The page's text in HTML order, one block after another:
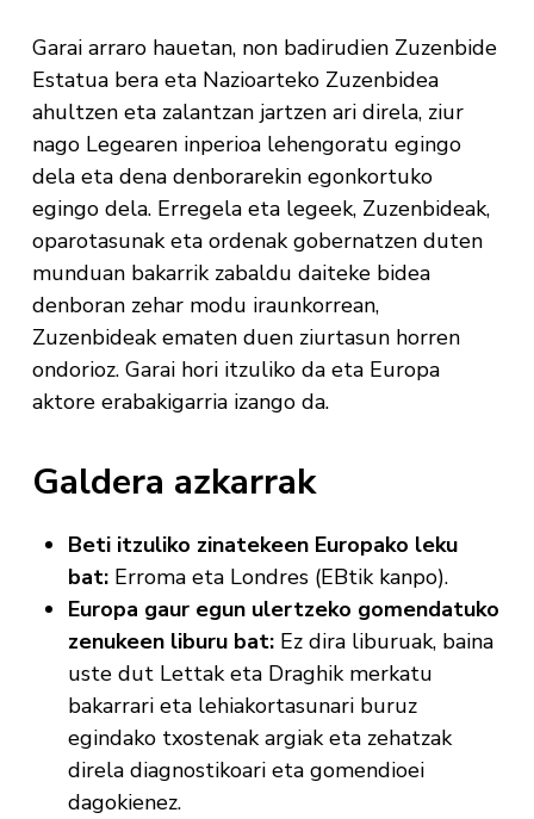
Garai arraro hauetan, non badirudien Zuzenbide
Estatua bera eta Nazioarteko Zuzenbidea
ahultzen eta zalantzan jartzen ari direla, ziur
nago Legearen inperioa lehengoratu egingo
dela eta dena denborarekin egonkortuko
egingo dela. Erregela eta legeek, Zuzenbideak,
oparotasunak eta ordenak gobernatzen duten
munduan bakarrik zabaldu daiteke bidea
denboran zehar modu iraunkorrean,
Zuzenbideak ematen duen ziurtasun horren
ondorioz. Garai hori itzuliko da eta Europa
aktore erabakigarria izango da.
Galdera azkarrak
Beti itzuliko zinatekeen Europako leku
bat:Erroma eta Londres (EBtik kanpo).
Europa gaur egun ulertzeko gomendatuko
zenukeen liburu bat:Ez dira liburuak, baina
uste dut Lettak eta Draghik merkatu
bakarrari eta lehiakortasunari buruz
egindako txostenak argiak eta zehatzak
direla diagnostikoari eta gomendioei
dagokienez.